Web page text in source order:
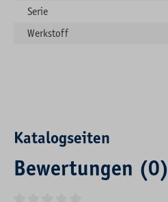
Serie
Werkstoff
Katalogseiten
Bewertungen (0)